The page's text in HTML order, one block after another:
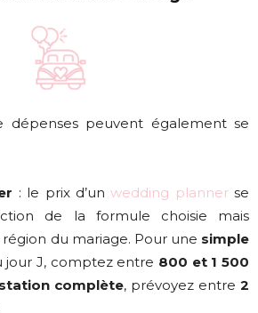
dépenses peuvent également se
: le prix d’unwedding plannerse
de la formule choisie mais
du mariage. Pour une simple
jour J, comptez entre 800 et 1 500
complète, prévoyez entre 2